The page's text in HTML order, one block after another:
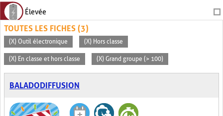
Élevée
TOUTES LES FICHES (3)
(X) Outil électronique (X) Hors classe
(X) En classe et hors classe (X) Grand groupe (> 100)
BALADODIFFUSION